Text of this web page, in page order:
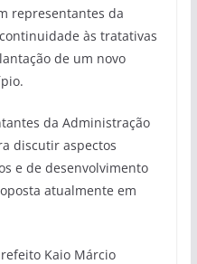
representantes da
às tratativas
de um novo
da Administração
discutir aspectos
e de desenvolvimento
atualmente em
Kaio Márcio